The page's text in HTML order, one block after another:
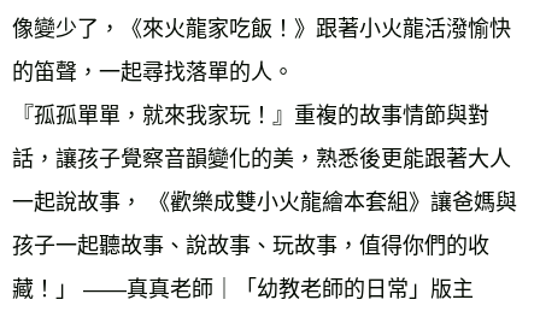
像變少了，《來火龍家吃飯！》跟著小火龍活潑愉快
的笛聲，一起尋找落單的人。
『孤孤單單，就來我家玩！』重複的故事情節與對
話，讓孩子覺察音韻變化的美，熟悉後更能跟著大人
一起說故事， 《歡樂成雙小火龍繪本套組》讓爸媽與
孩子一起聽故事、說故事、玩故事，值得你們的收
藏！」 ——真真老師｜「幼教老師的日常」版主